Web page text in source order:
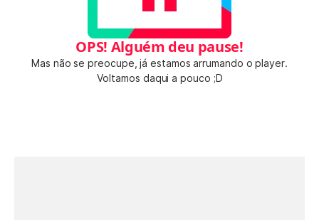
OPS! Alguém deu pause!
Mas não se preocupe, já estamos arrumando o player.
Voltamos daqui a pouco ;D